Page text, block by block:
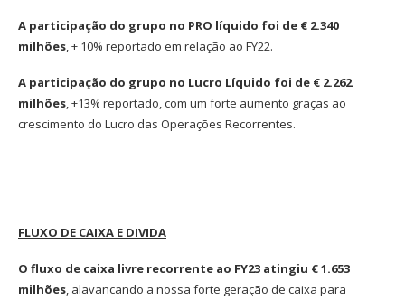
A participação do grupo no PRO líquido foi de € 2.340
milhões, + 10% reportado em relação ao FY22.
A participação do grupo no Lucro Líquido foi de € 2.262
milhões, +13% reportado, com um forte aumento graças ao
crescimento do Lucro das Operações Recorrentes.
FLUXO DE CAIXA E DIVIDA
O fluxo de caixa livre recorrente ao FY23 atingiu € 1.653
milhões, alavancando a nossa forte geração de caixa para